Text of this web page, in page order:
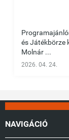
és Játékbörze
Molnár ...
2026. 04. 24.
NAVIGÁCIÓ